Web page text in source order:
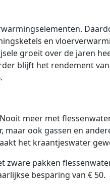
en
groeit over de jaren
blijft het rendement van
ook gassen en
het kraantjeswater
zware pakken
besparing van € 50.